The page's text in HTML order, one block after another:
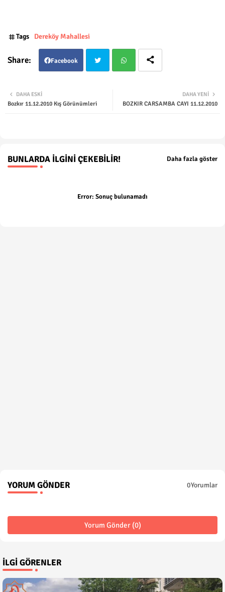
Tags Dereköy Mahallesi
Facebook
ter tsap
DAHA YENI
BOZKIR CARSAMBA CAYI 11.12.2010
DAHA ESKI
Bozkır 11.12.2010 Kış Görünümleri
BUNLARDA İLGINI ÇEKEBILIR! Daha fazla göster
Error: Sonuç bulunamadı
YORUM GÖNDER 0Yorumlar
Yorum Gönder (0)
İLGI GÖRENLER